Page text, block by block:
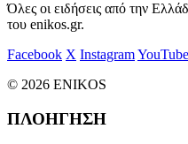
Όλες οι ειδήσεις από την
του enikos.gr.
Facebook X InstagramYouTube
© 2026 ENIKOS
ΠΛΟΗΓΗΣΗ